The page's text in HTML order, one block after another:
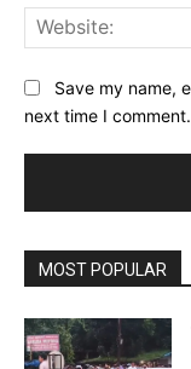
Save my name,
next time I comment.
MOST POPULAR